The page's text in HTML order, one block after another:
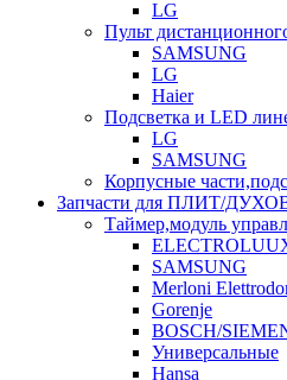
LG
Пульт
SAMSUNG
LG
Haier
Подсветка и LED
LG
SAMSUNG
Корпусные
Запчасти для ПЛИТ/
Таймер,модуль
SAMSUNG
Merloni
Gorenje
BOSCH/
Универсальные
Hansa